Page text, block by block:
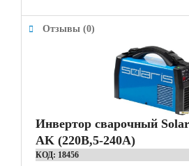
Отзывы (0)
Инвертор сварочный
AK (220В,5-240А)
КОД: 18456